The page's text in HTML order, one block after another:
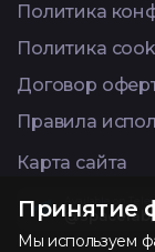
Политика
Политика
Договор
Правила
Карта сайта
Available on
Принятие
Мы используем